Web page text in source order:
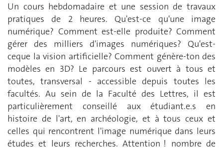
Un cours hebdomadaire et une session de travaux
pratiques de 2 heures. Qu'est-ce qu'une image
numérique? Comment est-elle produite? Comment
gérer des milliers d'images numériques? Qu'est-
ceque la vision artificielle? Comment génère-ton des
modèles en 3D? Le parcours est ouvert à tous et
toutes, transversal - accessible depuis toutes les
facultés. Au sein de la Faculté des Lettres, il est
particulièrement conseillé aux étudiant.e.s en
histoire de l'art, en archéologie, et à tous ceux et
celles qui rencontrent l'image numérique dans leurs
études et leurs recherches. Attention ! nombre de